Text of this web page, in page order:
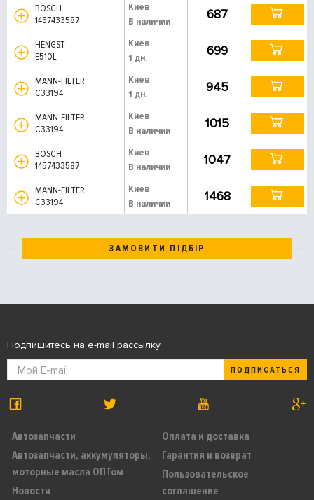
BOSCH
1457433587
Киев
В наличии
687
HENGST
E510L
Киев
1 дн.
699
MANN-FILTER
C33194
Киев
1 дн.
945
MANN-FILTER
C33194
Киев
В наличии
1015
BOSCH
1457433587
Киев
В наличии
1047
MANN-FILTER
C33194
Киев
В наличии
1468
ЗАМОВИТИ ПІДБІР
Автозапчасти
Автозапчасти, аккумуляторы,
моторные масла ОПТом
Новости
Оплата и доставка
Гарантия и возврат
Пользовательское
соглашение
Подпишитесь на e-mail рассылку
ПОДПИСАТЬСЯ